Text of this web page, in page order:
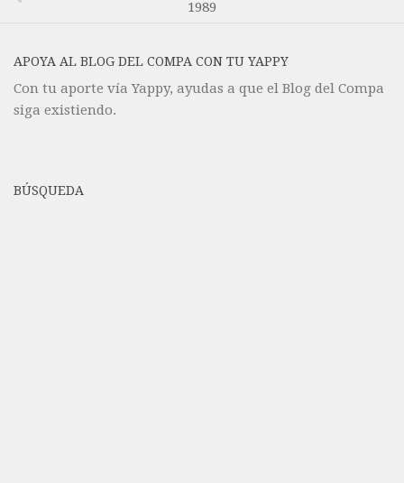
1989
APOYA AL BLOG DEL COMPA CON TU YAPPY
Con tu aporte vía Yappy, ayudas a que el Blog del Compa
siga existiendo.
BÚSQUEDA